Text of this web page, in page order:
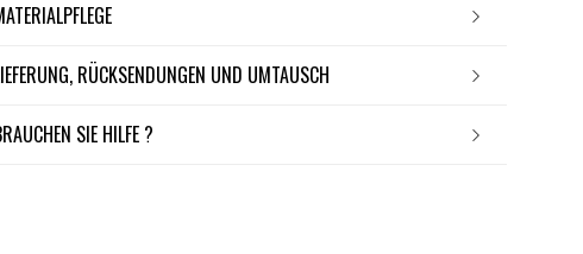
MATERIALPFLEGE
LIEFERUNG, RÜCKSENDUNGEN UND UMTAUSCH
BRAUCHEN SIE HILFE ?